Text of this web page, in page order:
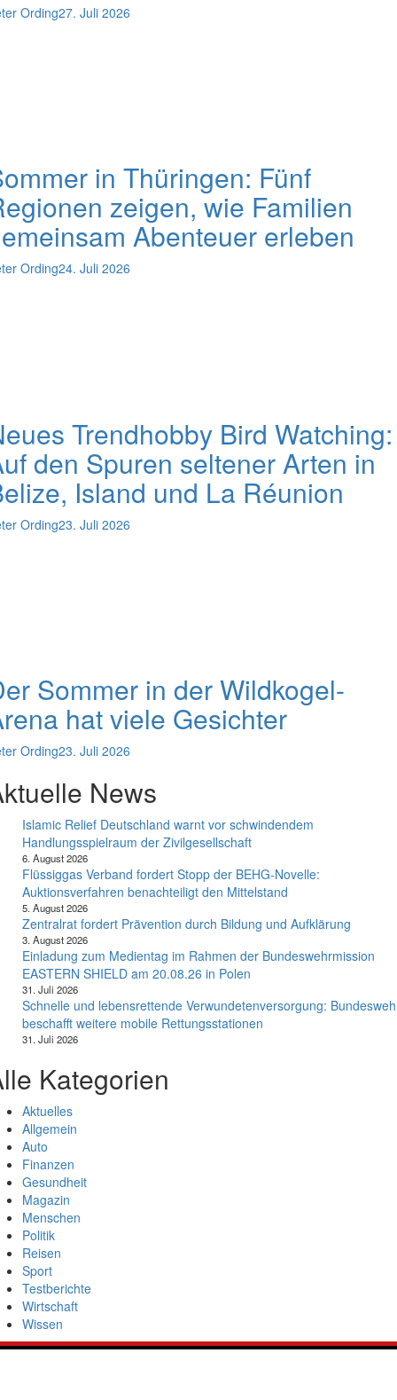
Ording27. Juli 2026
in Thüringen: Fünf
zeigen, wie Familien
Abenteuer erleben
Ording24. Juli 2026
Trendhobby Bird Watching:
den Spuren seltener Arten in
Island und La Réunion
Ording23. Juli 2026
Sommer in der Wildkogel-
hat viele Gesichter
Ording23. Juli 2026
News
Islamic Relief Deutschland warnt vor schwindendem
Handlungsspielraum der Zivilgesellschaft
6. August 2026
Flüssiggas Verband fordert Stopp der BEHG-Novelle:
Auktionsverfahren benachteiligt den Mittelstand
5. August 2026
Zentralrat fordert Prävention durch Bildung und Aufklärung
3. August 2026
Einladung zum Medientag im Rahmen der Bundeswehrmission
EASTERN SHIELD am 20.08.26 in Polen
31. Juli 2026
Schnelle und lebensrettende Verwundetenversorgung:
beschafft weitere mobile Rettungsstationen
31. Juli 2026
Kategorien
Aktuelles
Allgemein
Auto
Finanzen
Gesundheit
Magazin
Menschen
Politik
Reisen
Sport
Testberichte
Wirtschaft
Wissen
AKTUELL